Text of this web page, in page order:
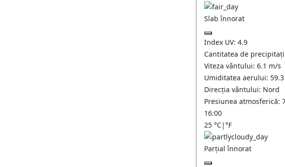
Slab înnorat
Index UV: 4.9
Cantitatea de
Viteza vântului: 6.1 m/s
Umiditatea aerului: 59.3
Direcția vântului: Nord
Presiunea atmosferică:
16:00
25 °C|°F
Parțial înnorat